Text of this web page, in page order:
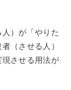
人）が「やりた
（させる人）
させる用法が